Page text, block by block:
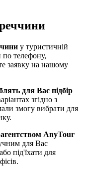
у туристичній
по телефону,
заявку на нашому
для Вас підбір
згідно з
змогу вибрати для
AnyTour
для Вас
під'їхати для